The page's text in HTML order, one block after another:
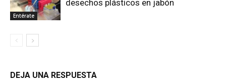
Entérate
desechos plásticos en jabón
DEJA UNA RESPUESTA